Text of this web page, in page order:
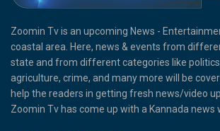
Zoomin Tv is an upcoming News -
coastal area. Here, news & events from
state and from different categories like
agriculture, crime, and many more will be
help the readers in getting fresh news/video
Zoomin Tv has come up with a Kannada news